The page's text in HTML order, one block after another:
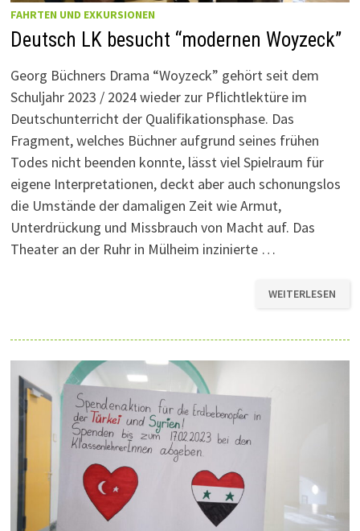
FAHRTEN UND EXKURSIONEN
Deutsch LK besucht “modernen Woyzeck”
Georg Büchners Drama “Woyzeck” gehört seit dem
Schuljahr 2023 / 2024 wieder zur Pflichtlektüre im
Deutschunterricht der Qualifikationsphase. Das
Fragment, welches Büchner aufgrund seines frühen
Todes nicht beenden konnte, lässt viel Spielraum für
eigene Interpretationen, deckt aber auch schonungslos
die Umstände der damaligen Zeit wie Armut,
Unterdrückung und Missbrauch von Macht auf. Das
Theater an der Ruhr in Mülheim inzinierte …
LK
WEITERLESEN